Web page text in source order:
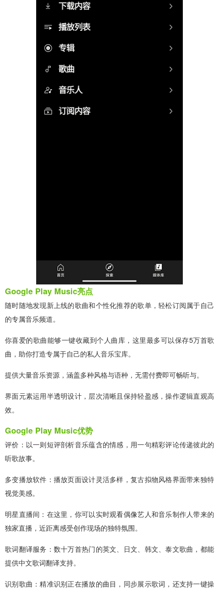
Google Play Music亮点
随时随地发现新上线的歌曲和个性化推荐的歌单，轻松订阅属于自己
的专属音乐频道。
你喜爱的歌曲能够一键收藏到个人曲库，这里最多可以保存5万首歌
曲，助你打造专属于自己的私人音乐宝库。
提供大量音乐资源，涵盖多种风格与语种，无需付费即可畅听与。
界面元素运用半透明设计，层次清晰且保持轻盈感，操作逻辑直观高
效。
Google Play Music优势
评价：以一则短评剖析音乐蕴含的情感，用一句精彩评论传递彼此的
听歌故事。
多变播放软件：播放页面设计灵活多样，复古拟物风格界面带来独特
视觉美感。
明星直播间：在这里，你可以实时观看偶像艺人和音乐制作人带来的
独家直播，近距离感受创作现场的独特氛围。
歌词翻译服务：数十万首热门的英文、日文、韩文、泰文歌曲，都能
提供中文歌词翻译支持。
识别歌曲：精准识别正在播放的曲目，同步展示歌词，还支持一键操